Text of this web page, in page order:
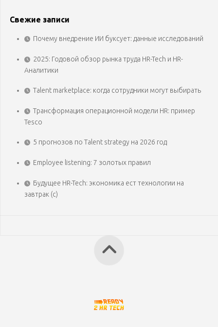
Свежие записи
Почему внедрение ИИ буксует: данные исследований
2025: Годовой обзор рынка труда HR-Tech и HR-
Аналитики
Talent marketplace: когда сотрудники могут выбирать
Трансформация операционной модели HR: пример
Tesco
5 прогнозов по Talent strategy на 2026 год
Employee listening: 7 золотых правил
Будущее HR-Tech: экономика ест технологии на
завтрак (с)